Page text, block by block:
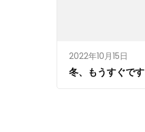
2022年10月15日
冬、もうすぐです